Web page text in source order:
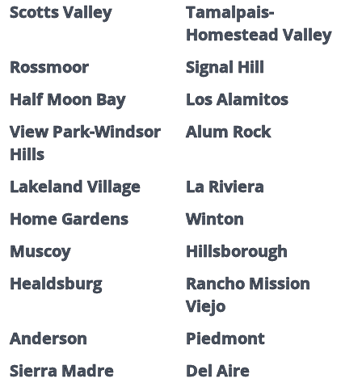
Scotts Valley
Tamalpais-
Homestead Valley
Rossmoor
Signal Hill
Half Moon Bay
Los Alamitos
View Park-Windsor
Hills
Alum Rock
Lakeland Village
La Riviera
Home Gardens
Winton
Muscoy
Hillsborough
Healdsburg
Rancho Mission
Viejo
Anderson
Piedmont
Sierra Madre
Del Aire